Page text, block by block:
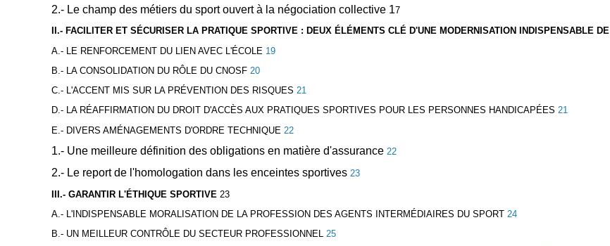
2.- Le champ des métiers du sport ouvert à la négociation collective 17
II.- FACILITER ET SÉCURISER LA PRATIQUE SPORTIVE : DEUX ÉLÉMENTS CLÉ D'UNE MODERNISATION INDISPENSABLE DE
A.- LE RENFORCEMENT DU LIEN AVEC L'ÉCOLE 19
B.- LA CONSOLIDATION DU RÔLE DU CNOSF 20
C.- L'ACCENT MIS SUR LA PRÉVENTION DES RISQUES 21
D.- LA RÉAFFIRMATION DU DROIT D'ACCÈS AUX PRATIQUES SPORTIVES POUR LES PERSONNES HANDICAPÉES 21
E.- DIVERS AMÉNAGEMENTS D'ORDRE TECHNIQUE 22
1.- Une meilleure définition des obligations en matière d'assurance 22
2.- Le report de l'homologation dans les enceintes sportives23
III.- GARANTIR L'ÉTHIQUE SPORTIVE 23
A.- L'INDISPENSABLE MORALISATION DE LA PROFESSION DES AGENTS INTERMÉDIAIRES DU SPORT 24
B.- UN MEILLEUR CONTRÔLE DU SECTEUR PROFESSIONNEL 25